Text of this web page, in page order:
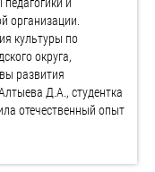
организации.
культуры по
округа,
развития
Д.А., студентка
отечественный опыт